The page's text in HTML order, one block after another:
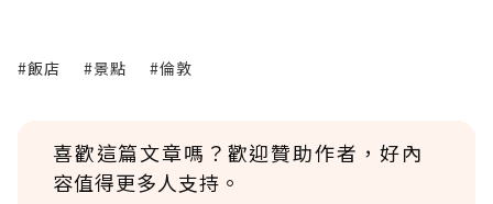
#飯店 #景點 #倫敦
喜歡這篇文章嗎？歡迎贊助作者，好內
容值得更多人支持。